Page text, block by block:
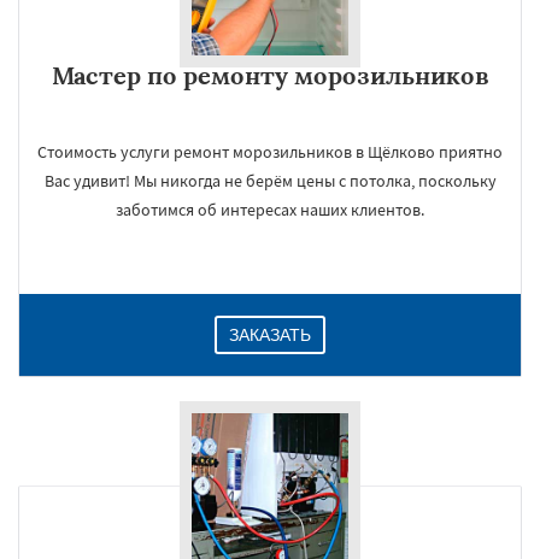
Мастер по ремонту морозильников
Стоимость услуги ремонт морозильников в Щёлково приятно
Вас удивит! Мы никогда не берём цены с потолка, поскольку
заботимся об интересах наших клиентов.
ЗАКАЗАТЬ
Даю согласие на обработку персональных данных